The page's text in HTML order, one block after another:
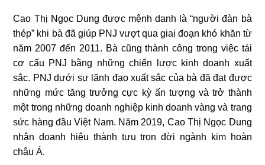
Cao Thị Ngọc Dung được mệnh danh là “người đàn bà
thép” khi bà đã giúp PNJ vượt qua giai đoạn khó khăn từ
năm 2007 đến 2011. Bà cũng thành công trong việc tái
cơ cấu PNJ bằng những chiến lược kinh doanh xuất
sắc. PNJ dưới sự lãnh đạo xuất sắc của bà đã đạt được
những mức tăng trưởng cực kỳ ấn tượng và trở thành
một trong những doanh nghiệp kinh doanh vàng và trang
sức hàng đầu Việt Nam. Năm 2019, Cao Thị Ngọc Dung
nhận doanh hiệu thành tựu trọn đời ngành kim hoàn
châu Á.